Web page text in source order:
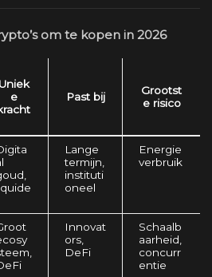
om te kopen in 2026
Uniek
e
Past bij
Grootst
e risico
Lange
termijn,
instituti
oneel
Energie
verbruik
Innovat
ors,
DeFi
Schaalb
aarheid,
concurr
entie